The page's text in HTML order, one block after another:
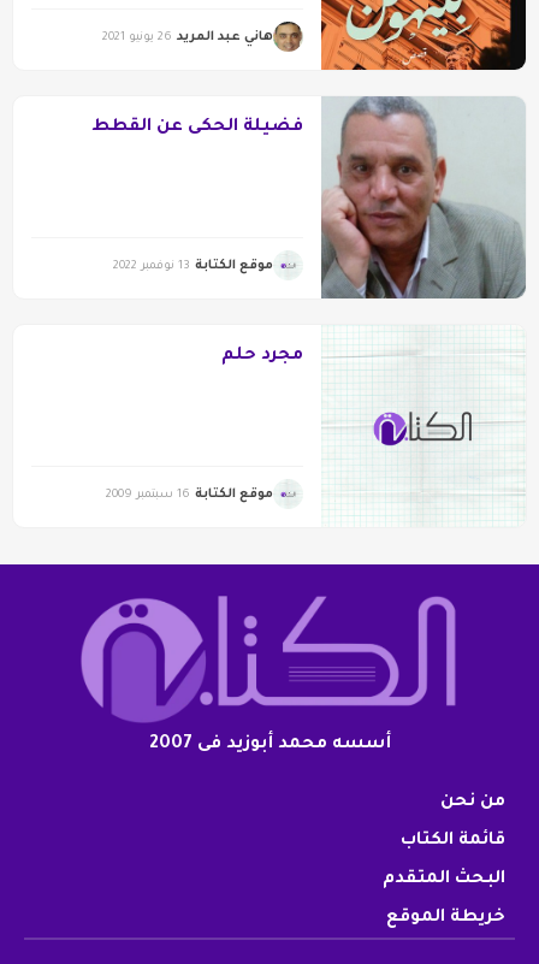
هاني عبد المريد 26 يونيو 2021
فضيلة الحكى عن القطط
موقع الكتابة 13 نوفمبر 2022
مجرد حلم
موقع الكتابة 16 سبتمبر 2009
أسسه محمد أبوزيد فى 2007
من نحن
قائمة الكتاب
البحث المتقدم
خريطة الموقع